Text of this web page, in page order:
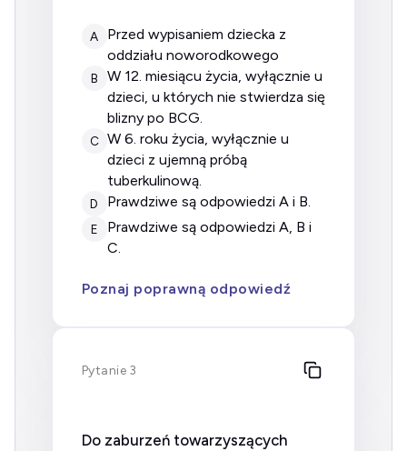
A
przed wypisaniem dziecka z
oddziału noworodkowego
B
w 12. miesiącu życia, wyłącznie u
dzieci, u których nie stwierdza się
blizny po BCG.
C w 6. roku życia, wyłącznie u
dzieci z ujemną próbą
tuberkulinową.
D prawdziwe są odpowiedzi A i B.
E
prawdziwe są odpowiedzi A, B i
C.
Poznaj poprawną odpowiedź
Pytanie 3
Do zaburzeń towarzyszących